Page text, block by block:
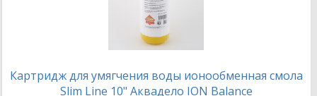
Картридж для умягчения воды ионообменная смола
Slim Line 10" Аквадело ION Balance